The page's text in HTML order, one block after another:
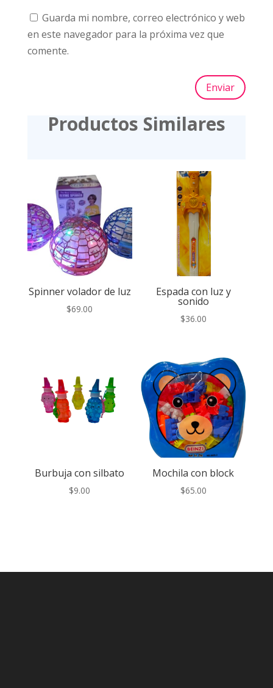
Guarda mi nombre, correo electrónico y web
en este navegador para la próxima vez que
comente.
Enviar
Productos Similares
Spinner volador de luz
$69.00
Espada con luz y
sonido
$36.00
Burbuja con silbato
$9.00
Mochila con block
$65.00